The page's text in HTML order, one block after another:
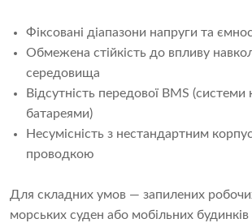
Фіксовані діапазони напруги та
Обмежена стійкість до впливу
середовища
Відсутність передової BMS (системи
батареями)
Несумісність з нестандартним
проводкою
Для складних умов — запилених
морських суден або мобільних